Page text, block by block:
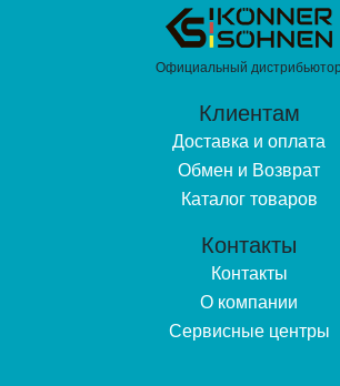
Официальный дистрибьютор
Клиентам
Доставка и оплата
Обмен и Возврат
Каталог товаров
Контакты
Контакты
О компании
Сервисные центры